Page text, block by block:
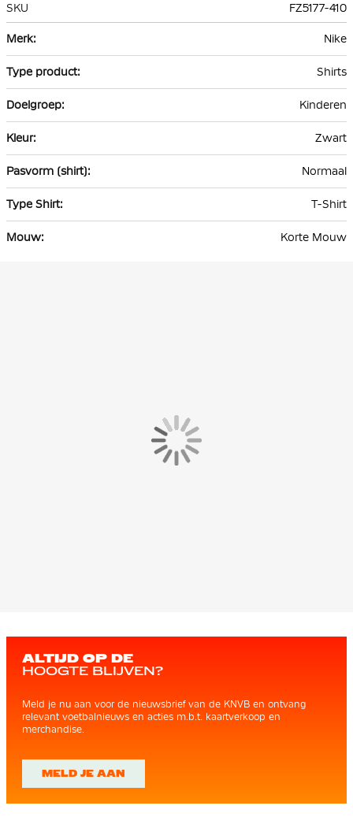
SKU
FZ5177-410
informatie
Nike
Shirts
Kinderen
Zwart
Normaal
T-Shirt
Korte Mouw
ALTIJD OP DE
HOOGTE BLIJVEN?
Meld je nu aan voor de nieuwsbrief van de KNVB en ontvang
relevant voetbalnieuws en acties m.b.t. kaartverkoop en
merchandise.
MELD JE AAN